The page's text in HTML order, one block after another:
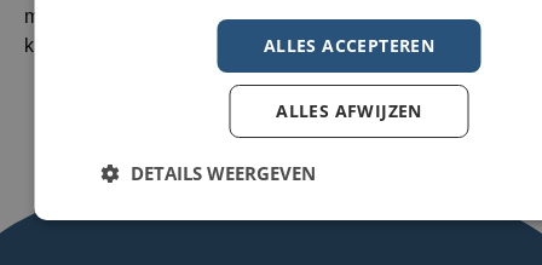
moet weten over deze overgang en hoe je jouw plannen
kunt […]
1
ALLES ACCEPTEREN
ALLES AFWIJZEN
DETAILS WEERGEVEN